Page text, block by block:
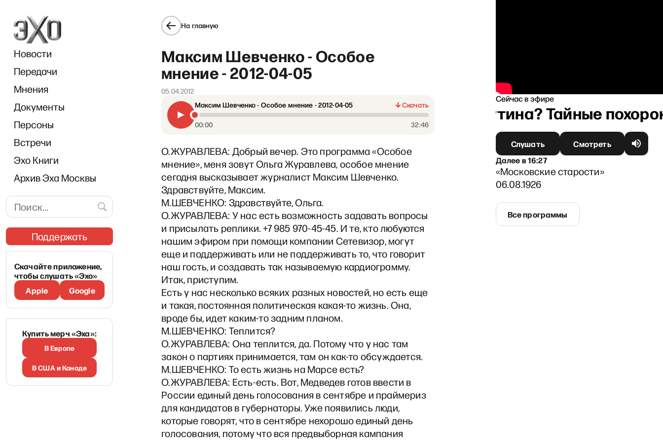
Новости
Передачи
Мнения
Документы
Персоны
Встречи
Эхо Книги
Архив Эха Москвы
Поддержать
Скачайте приложение,
чтобы слушать «Эхо»
Apple
Google
Купить мерч «Эха»:
В Европе
В США и Канаде
На главную
Максим Шевченко - Особое
мнение - 2012-04-05
05.04.2012
Максим Шевченко - Особое мнение - 2012-04-05
Скачать
00:00 32:46
О.ЖУРАВЛЕВА: Добрый вечер. Это программа «Особое
мнение», меня зовут Ольга Журавлева, особое мнение
сегодня высказывает журналист Максим Шевченко.
Здравствуйте, Максим.
М.ШЕВЧЕНКО: Здравствуйте, Ольга.
О.ЖУРАВЛЕВА: У нас есть возможность задавать вопросы
и присылать реплики. +7 985 970-45-45. И те, кто любуются
нашим эфиром при помощи компании Сетевизор, могут
еще и поддерживать или не поддерживать то, что говорит
наш гость, и создавать так называемую кардиограмму.
Итак, приступим.
Есть у нас несколько всяких разных новостей, но есть еще
и такая, постоянная политическая какая-то жизнь. Она,
вроде бы, идет каким-то задним планом.
М.ШЕВЧЕНКО: Теплится?
О.ЖУРАВЛЕВА: Она теплится, да. Потому что у нас там
закон о партиях принимается, там он как-то обсуждается.
М.ШЕВЧЕНКО: То есть жизнь на Марсе есть?
О.ЖУРАВЛЕВА: Есть-есть. Вот, Медведев готов ввести в
России единый день голосования в сентябре и праймериз
для кандидатов в губернаторы. Уже появились люди,
которые говорят, что в сентябре нехорошо единый день
голосования, потому что вся предвыборная кампания
Сейчас в эфире
«И грянул Грэм»: Что подгорает у Путина? Тайные
Слушать
Смотреть
Далеев16:27
«Московские старости»
06.08.1926
Все программы